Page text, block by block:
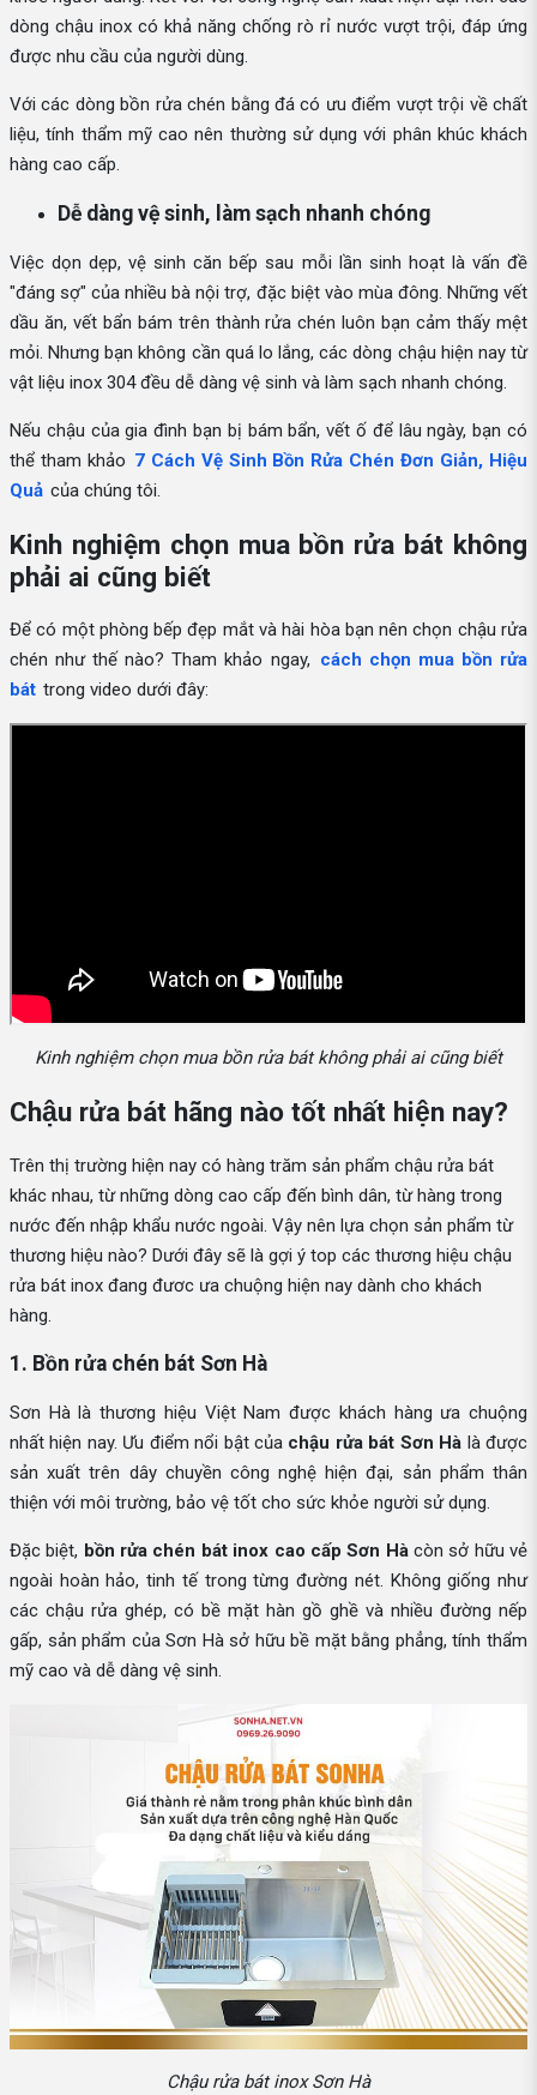
dòng chậu inox có khả năng chống rò rỉ nước vượt trội, đáp ứng
được nhu cầu của người dùng.
Với các dòng bồn rửa chén bằng đá có ưu điểm vượt trội về chất
liệu, tính thẩm mỹ cao nên thường sử dụng với phân khúc khách
hàng cao cấp.
Dễ dàng vệ sinh, làm sạch nhanh chóng
Việc dọn dẹp, vệ sinh căn bếp sau mỗi lần sinh hoạt là vấn đề
"đáng sợ" của nhiều bà nội trợ, đặc biệt vào mùa đông. Những vết
dầu ăn, vết bẩn bám trên thành rửa chén luôn bạn cảm thấy mệt
mỏi. Nhưng bạn không cần quá lo lắng, các dòng chậu hiện nay từ
vật liệu inox 304 đều dễ dàng vệ sinh và làm sạch nhanh chóng.
Nếu chậu của gia đình bạn bị bám bẩn, vết ố để lâu ngày, bạn có
thể tham khảo 7 Cách Vệ Sinh Bồn Rửa Chén Đơn Giản, Hiệu
Quả của chúng tôi.
Kinh nghiệm chọn mua bồn rửa bát không
phải ai cũng biết
Để có một phòng bếp đẹp mắt và hài hòa bạn nên chọn chậu rửa
chén như thế nào? Tham khảo ngay, cách chọn mua bồn rửa
bát trong video dưới đây:
Kinh nghiệm chọn mua bồn rửa bát không phải ai cũng biết
Chậu rửa bát hãng nào tốt nhất hiện nay?
Trên thị trường hiện nay có hàng trăm sản phẩm chậu rửa bát
khác nhau, từ những dòng cao cấp đến bình dân, từ hàng trong
nước đến nhập khẩu nước ngoài. Vậy nên lựa chọn sản phẩm từ
thương hiệu nào? Dưới đây sẽ là gợi ý top các thương hiệu chậu
rửa bát inox đang đươc ưa chuộng hiện nay dành cho khách
hàng.
1. Bồn rửa chén bát Sơn Hà
Sơn Hà là thương hiệu Việt Nam được khách hàng ưa chuộng
nhất hiện nay. Ưu điểm nổi bật của chậu rửa bát Sơn Hà là được
sản xuất trên dây chuyền công nghệ hiện đại, sản phẩm thân
thiện với môi trường, bảo vệ tốt cho sức khỏe người sử dụng.
Đặc biệt, bồn rửa chén bát inox cao cấp Sơn Hàcòn sở hữu vẻ
ngoài hoàn hảo, tinh tế trong từng đường nét. Không giống như
các chậu rửa ghép, có bề mặt hàn gồ ghề và nhiều đường nếp
gấp, sản phẩm của Sơn Hà sở hữu bề mặt bằng phẳng, tính thẩm
mỹ cao và dễ dàng vệ sinh.
Chậu rửa bát inox Sơn Hà